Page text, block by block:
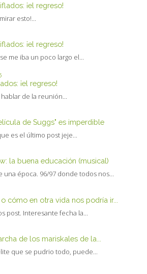
¡el regreso!
esto!...
¡el regreso!
me iba un poco largo el...
¡el regreso!
de la reunión...
de Suggs" es imperdible
es el último post jeje...
la buena educación (musical)
época. 96/97 donde todos nos...
o cómo en otra vida nos podría ir...
post. Interesante fecha la...
de los mariskales de la...
que se pudrio todo, puede...